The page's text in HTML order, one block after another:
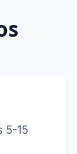
5-15